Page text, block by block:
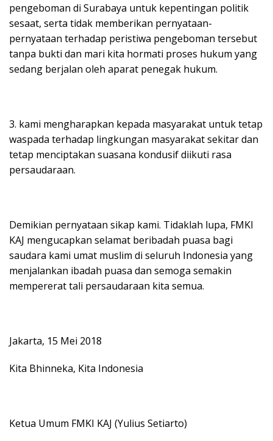
pengeboman di Surabaya untuk kepentingan politik
sesaat, serta tidak memberikan pernyataan-
pernyataan terhadap peristiwa pengeboman tersebut
tanpa bukti dan mari kita hormati proses hukum yang
sedang berjalan oleh aparat penegak hukum.
3. kami mengharapkan kepada masyarakat untuk tetap
waspada terhadap lingkungan masyarakat sekitar dan
tetap menciptakan suasana kondusif diikuti rasa
persaudaraan.
Demikian pernyataan sikap kami. Tidaklah lupa, FMKI
KAJ mengucapkan selamat beribadah puasa bagi
saudara kami umat muslim di seluruh Indonesia yang
menjalankan ibadah puasa dan semoga semakin
mempererat tali persaudaraan kita semua.
Jakarta, 15 Mei 2018
Kita Bhinneka, Kita Indonesia
Ketua Umum FMKI KAJ (Yulius Setiarto)